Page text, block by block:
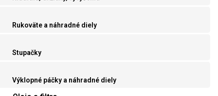
Rukoväte a náhradné diely
Stupačky
Výklopné páčky a náhradné diely